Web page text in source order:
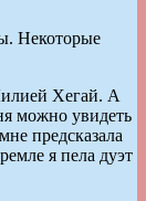
Некоторые
Хегай. А
можно увидеть
предсказала
я пела дуэт